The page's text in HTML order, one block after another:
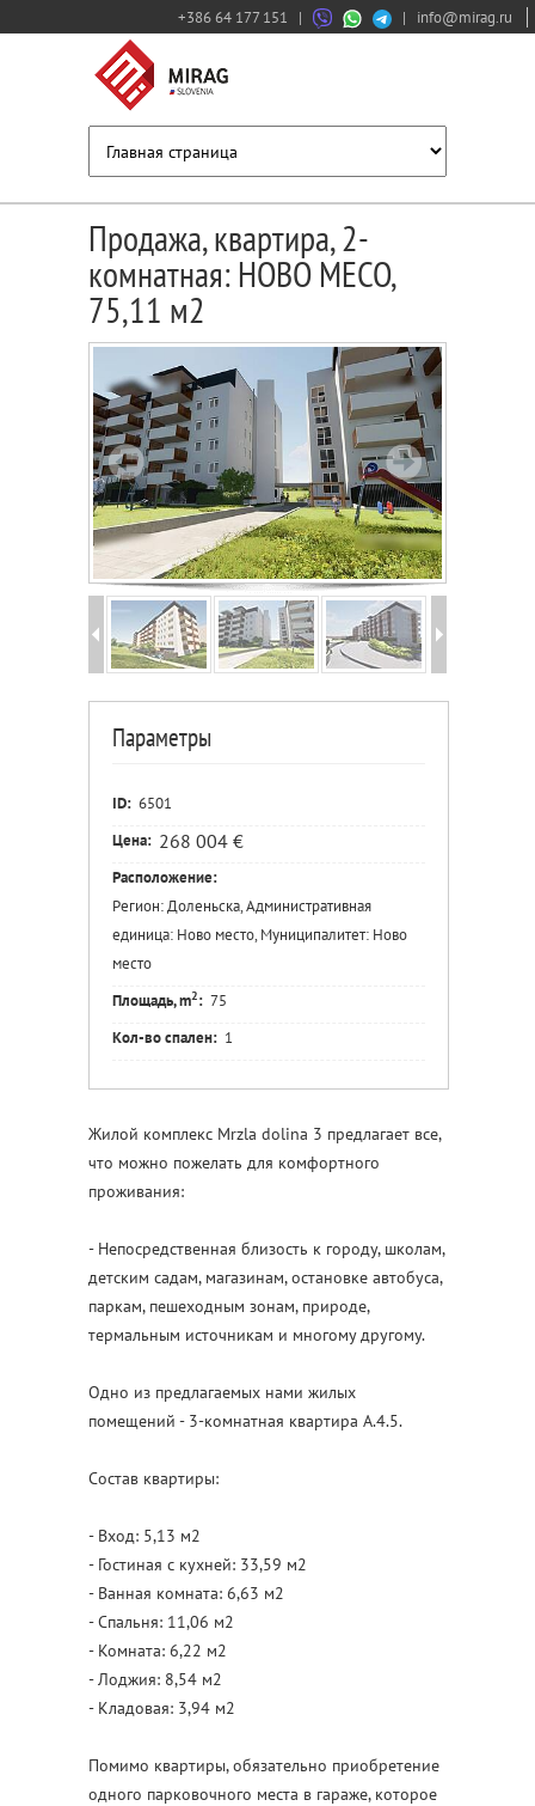
+386 64 177 151 | | info@mirag.ru
Продажа, квартира, 2-
комнатная: НОВО МЕСО,
75,11 м2
Параметры
ID: 6501
Цена: 268 004 €
Расположение:
Регион: Доленьска, Административная
единица: Ново место, Муниципалитет: Ново
место
Площадь, m2: 75
Кол-во спален: 1
Жилой комплекс Mrzla dolina 3 предлагает все,
что можно пожелать для комфортного
проживания:
- Непосредственная близость к городу, школам,
детским садам, магазинам, остановке автобуса,
паркам, пешеходным зонам, природе,
термальным источникам и многому другому.
Одно из предлагаемых нами жилых
помещений - 3-комнатная квартира A.4.5.
Состав квартиры:
- Вход: 5,13 м2
- Гостиная с кухней: 33,59 м2
- Ванная комната: 6,63 м2
- Спальня: 11,06 м2
- Комната: 6,22 м2
- Лоджия: 8,54 м2
- Кладовая: 3,94 м2
Помимо квартиры, обязательно приобретение
одного парковочного места в гараже, которое